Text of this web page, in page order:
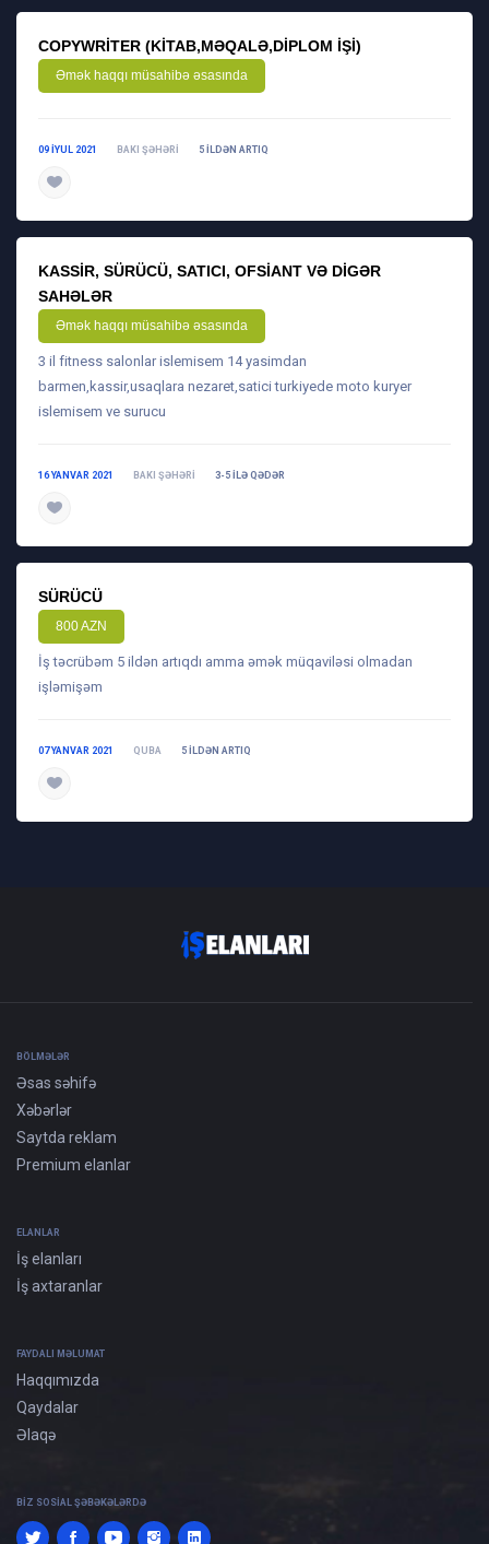
COPYWRITER (KITAB,MƏQALƏ,DIPLOM IŞI)
Əmək haqqı müsahibə əsasında
09 IYUL 2021 BAKI ŞƏHƏRI 5 ILDƏN ARTIQ
KASSIR, SÜRÜCÜ, SATICI, OFSIANT VƏ DIGƏR
SAHƏLƏR
Əmək haqqı müsahibə əsasında
3 il fitness salonlar islemisem 14 yasimdan
barmen,kassir,usaqlara nezaret,satici turkiyede moto kuryer
islemisem ve surucu
16 YANVAR 2021 BAKI ŞƏHƏRI 3-5 ILƏ QƏDƏR
SÜRÜCÜ
800 AZN
İş təcrübəm 5 ildən artıqdı amma əmək müqaviləsi olmadan
işləmişəm
07 YANVAR 2021 QUBA 5 ILDƏN ARTIQ
BÖLMƏLƏR
Əsas səhifə
Xəbərlər
Saytda reklam
Premium elanlar
ELANLAR
İş elanları
İş axtaranlar
FAYDALI MƏLUMAT
Haqqımızda
Qaydalar
Əlaqə
BIZ SOSIAL ŞƏBƏKƏLƏRDƏ